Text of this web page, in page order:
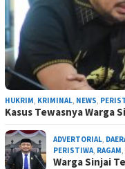
HUKRIM KRIMINAL NEWS
Kasus Tewasnya Warga
ADVERTORIAL
PERISTIWA RAGAM
Warga Sinjai